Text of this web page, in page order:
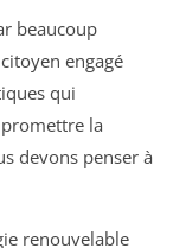
beaucoup
engagé
qui
la
devons penser à
renouvelable